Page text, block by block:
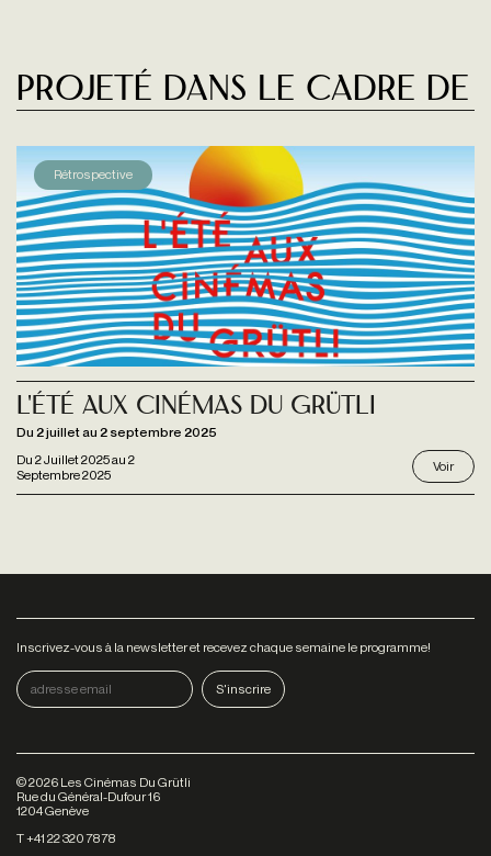
Projeté dans le cadre de
Rétrospective
Du 2 Juillet 2025au 2
Septembre 2025
L'Été aux Cinémas du Grütli
Du 2 juillet au 2 septembre 2025
Voir
Inscrivez-vous à la newsletter et recevez chaque semaine le programme!
©2026 Les Cinémas Du Grütli
Rue du Général-Dufour 16
1204 Genève
T +41 22 320 78 78